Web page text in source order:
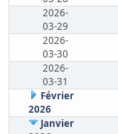
2026-
03-29
2026-
03-30
2026-
03-31
Février
2026
Janvier